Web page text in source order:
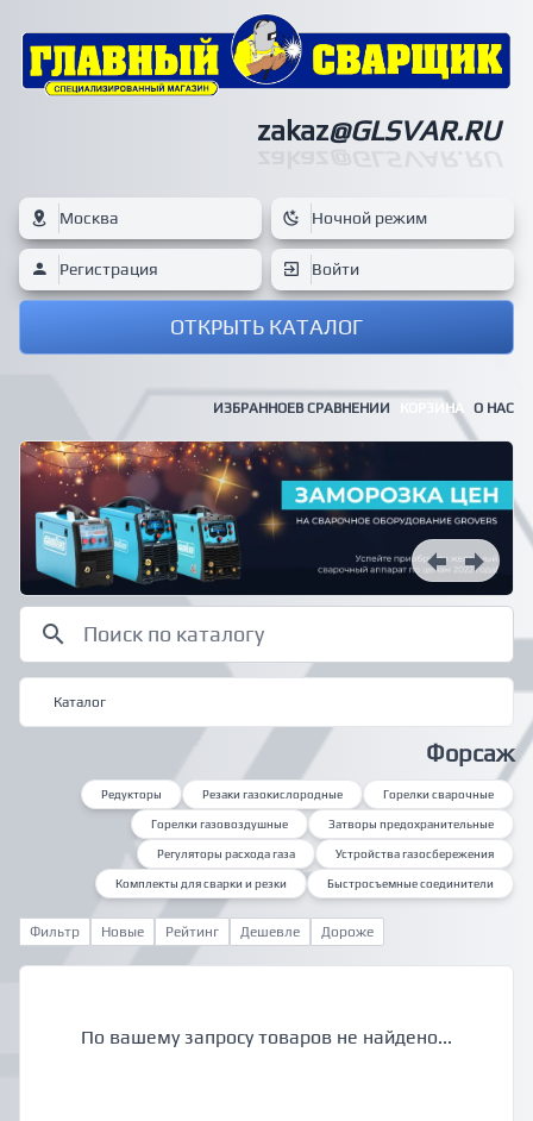
zakaz@GLSVAR.RU
Москва Ночной режим
Регистрация Войти
ОТКРЫТЬ КАТАЛОГ
ИЗБРАННОЕВ СРАВНЕНИИ КОРЗИНА О НАС
Каталог
Форсаж
Редукторы Резаки газокислородные Горелки сварочные
Горелки газовоздушные Затворы предохранительные
Регуляторы расхода газа Устройства газосбережения
Комплекты для сварки и резки Быстросъемные соединители
Фильтр Новые Рейтинг Дешевле Дороже
По вашему запросу товаров не найдено...